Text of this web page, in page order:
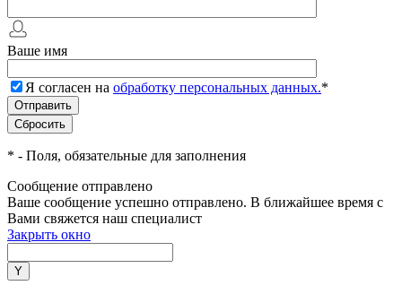
Ваше имя
Я согласен на обработку персональных данных.*
* - Поля, обязательные для заполнения
Сообщение отправлено
Ваше сообщение успешно отправлено. В ближайшее время с
Вами свяжется наш специалист
Закрыть окно